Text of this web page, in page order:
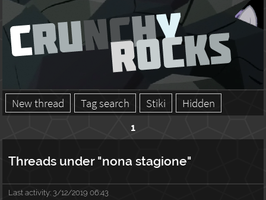
New thread Tag search Stiki Hidden
1
Threads under "nona stagione"
Last activity: 3/12/2019 06:43